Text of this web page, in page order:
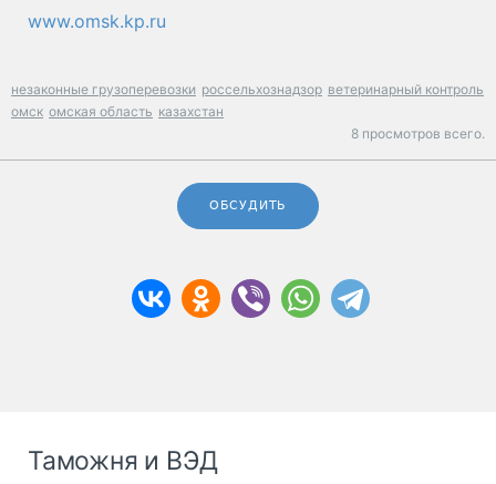
www.omsk.kp.ru
незаконные грузоперевозки россельхознадзор ветеринарный контроль
омск омская область казахстан
8 просмотров всего.
ОБСУДИТЬ
Таможня и ВЭД